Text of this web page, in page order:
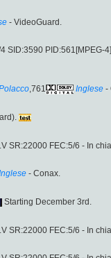
- VideoGuard.
SID:3590 PID:561[MPEG-4]
,761 Inglese -
SR:22000 FEC:5/6 - In
- Conax.
Starting December 3rd.
SR:22000 FEC:5/6 - In